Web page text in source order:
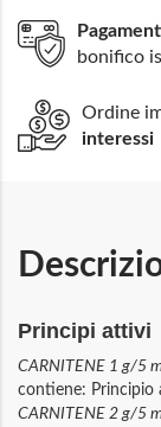
bonifico
Ordine
interessi
Principi attivi
CARNITENE 1 g/5
contiene: Principio
CARNITENE 2 g/5